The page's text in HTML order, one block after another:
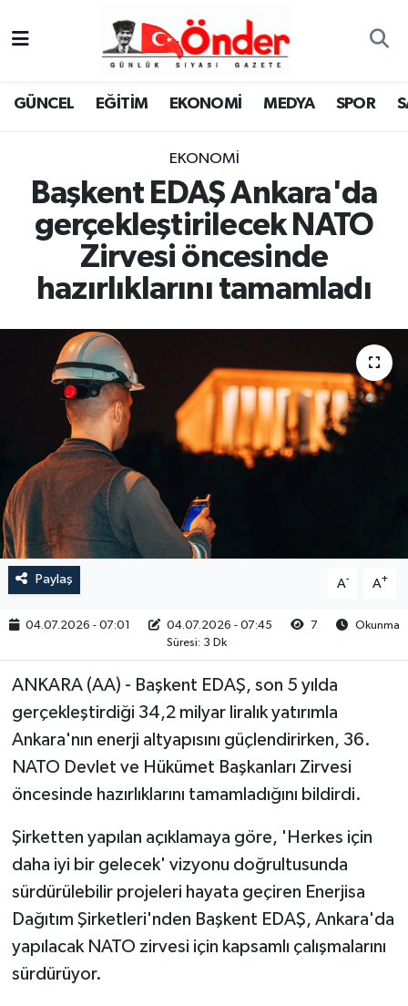
GÜNCEL EĞİTİM EKONOMİ MEDYA SPOR
EKONOMİ
Başkent EDAŞ Ankara'da
gerçekleştirilecek NATO
Zirvesi öncesinde
hazırlıklarını tamamladı
Paylaş A- A+
04.07.2026 - 07:01 04.07.2026 - 07:45 7
Okunma
Süresi: 3 Dk
ANKARA (AA) - Başkent EDAŞ, son 5 yılda
gerçekleştirdiği 34,2 milyar liralık yatırımla
Ankara'nın enerji altyapısını güçlendirirken, 36.
NATO Devlet ve Hükümet Başkanları Zirvesi
öncesinde hazırlıklarını tamamladığını bildirdi.
Şirketten yapılan açıklamaya göre, 'Herkes için
daha iyi bir gelecek' vizyonu doğrultusunda
sürdürülebilir projeleri hayata geçiren Enerjisa
Dağıtım Şirketleri'nden Başkent EDAŞ, Ankara'da
yapılacak NATO zirvesi için kapsamlı çalışmalarını
sürdürüyor.
GÜNCEL
MEDYA
SPOR
SAĞLIK
KÜLTÜR-SANAT
YAŞAM
RESMİ İLAN
Zonguldak Nöbetçi Eczaneler
Zonguldak Namaz Vakitleri
Zonguldak Trafik Yoğunluk Haritası
TFF 3.Lig 4.Grup Puan Durumu ve Fikstür
Tüm Manşetler
Son Dakika Haberleri
Haber Arşivi